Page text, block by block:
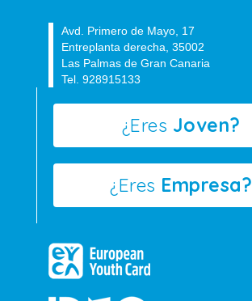
Avd. Primero de Mayo, 17
Entreplanta derecha, 35002
Las Palmas de Gran Canaria
Tel. 928915133
¿Eres Joven?
¿Eres Empresa?